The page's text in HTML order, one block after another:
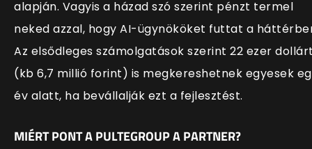
alapján. Vagyis a házad szó szerint pénzt termel
neked azzal, hogy AI-ügynököket futtat a
Az elsődleges számolgatások szerint 22 ezer
(kb 6,7 millió forint) is megkereshetnek egyesek
év alatt, ha bevállalják ezt a fejlesztést.
MIÉRT PONT A PULTEGROUP A PARTNER?